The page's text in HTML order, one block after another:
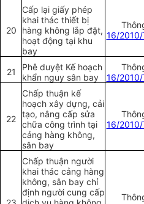
20
Cấp lại giấy phép
khai thác thiết bị
hàng không lắp đặt,
hoạt động tại khu
bay
16/2010/
21
Phê duyệt Kế hoạch
khẩn nguy sân bay
16/2010/
22
Chấp thuận kế
hoạch xây dựng, cải
tạo, nâng cấp sửa
chữa công trình tại
cảng hàng không,
sân bay
16/2010/
Chấp thuận người
khai thác cảng hàng
không, sân bay chỉ
định người cung cấp